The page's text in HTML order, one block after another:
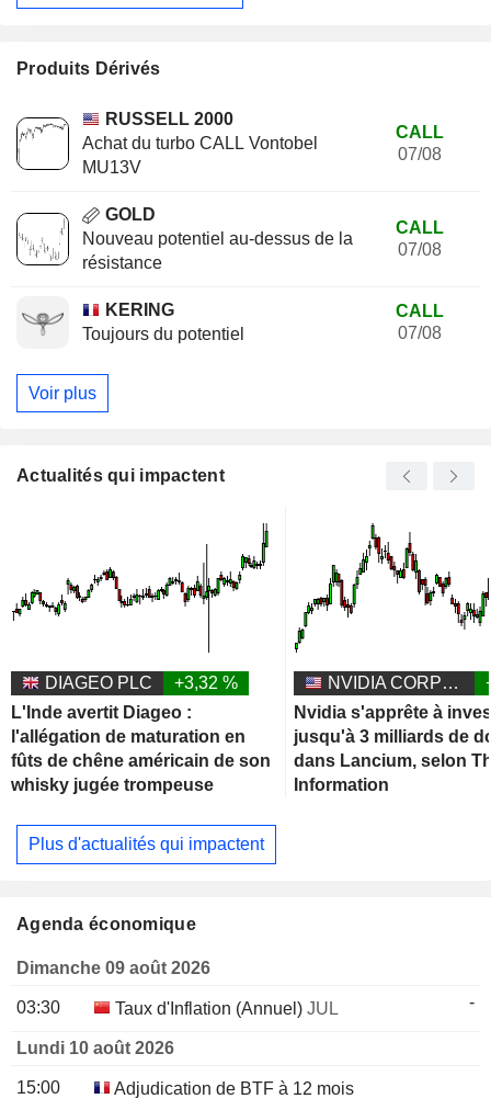
Produits Dérivés
RUSSELL 2000
Achat du turbo CALL Vontobel
MU13V
CALL
07/08
GOLD
Nouveau potentiel au-dessus de la
résistance
CALL
07/08
KERING
Toujours du potentiel
CALL
07/08
Voir plus
Actualités qui impactent
DIAGEO PLC
+3,32 %
L'Inde avertit Diageo :
l'allégation de maturation en
fûts de chêne américain de son
whisky jugée trompeuse
NVIDIA CORPORATION
Nvidia s'apprête à
jusqu'à 3 milliards de
dans Lancium, selon
Information
Plus d'actualités qui impactent
Agenda économique
Dimanche 09 août 2026
03:30 Taux d'Inflation (Annuel) JUL -
Lundi 10 août 2026
15:00 Adjudication de BTF à 12 mois